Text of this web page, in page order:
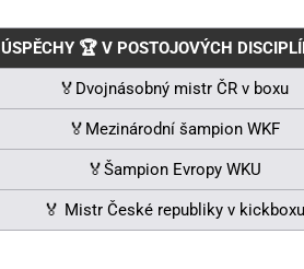
ÚSPĚCHY 🏆 V POSTOJOVÝCH
🏅Dvojnásobný mistr ČR v boxu
🏅Mezinárodní šampion WKF
🏅Šampion Evropy WKU
🏅 Mistr České republiky v kickboxu